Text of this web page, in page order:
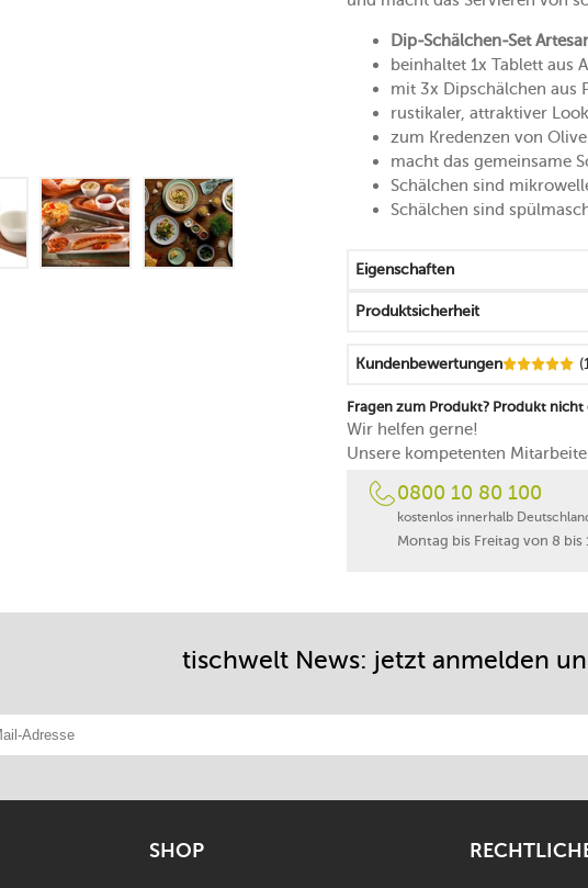
Dip-Schälchen-Set
beinhaltet 1x Tablett aus
mit 3x Dipschälchen aus
rustikaler, attraktiver Look
zum Kredenzen von
macht das gemeinsame
Schälchen sind
Schälchen sind
Eigenschaften
Produktsicherheit
Kundenbewertungen
Fragen zum Produkt? Produkt nicht
Wir helfen gerne!
Unsere kompetenten
0800 10 80 100
kostenlos innerhalb
Montag bis Freitag von 8 bis
tischwelt News: jetzt anmelden
Adresse eintragen
SHOP